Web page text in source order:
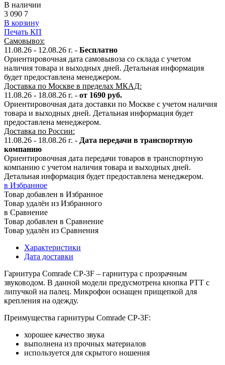
В наличии
3 090 7
В корзину
Печать КП
Самовывоз:
11.08.26 - 12.08.26 г. - Бесплатно
Ориентировочная дата самовывоза со склада с учетом
наличия товара и выходных дней. Детальная информация
будет предоставлена менеджером.
Доставка по Москве в пределах МКАД:
11.08.26 - 18.08.26 г. - от 1690 руб.
Ориентировочная дата доставки по Москве с учетом наличия
товара и выходных дней. Детальная информация будет
предоставлена менеджером.
Доставка по России:
11.08.26 - 18.08.26 г. - Дата передачи в транспортную
компанию
Ориентировочная дата передачи товаров в транспортную
компанию с учетом наличия товара и выходных дней.
Детальная информация будет предоставлена менеджером.
в Избранное
Товар добавлен в Избранное
Товар удалён из Избранного
в Сравнение
Товар добавлен в Сравнение
Товар удалён из Сравнения
Характеристики
Дата доставки
Гарнитура Comrade CP-3F – гарнитура с прозрачным
звуководом. В данной модели предусмотрена кнопка PTT с
липучкой на палец. Микрофон оснащен прищепкой для
крепления на одежду.
Преимущества гарнитуры Comrade CP-3F:
хорошее качество звука
выполнена из прочных материалов
используется для скрытого ношения